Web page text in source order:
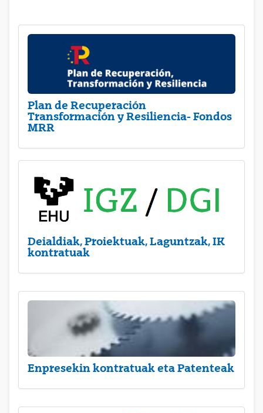
Plan de Recuperación
Transformación y Resiliencia- Fondos
MRR
Deialdiak, Proiektuak, Laguntzak, IK
kontratuak
Enpresekin kontratuak eta Patenteak